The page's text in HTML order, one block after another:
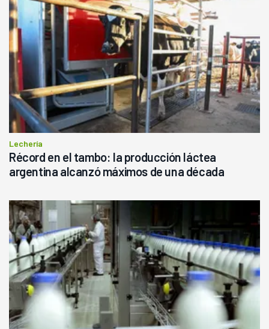
Lechería
Récord en el tambo: la producción láctea
argentina alcanzó máximos de una década